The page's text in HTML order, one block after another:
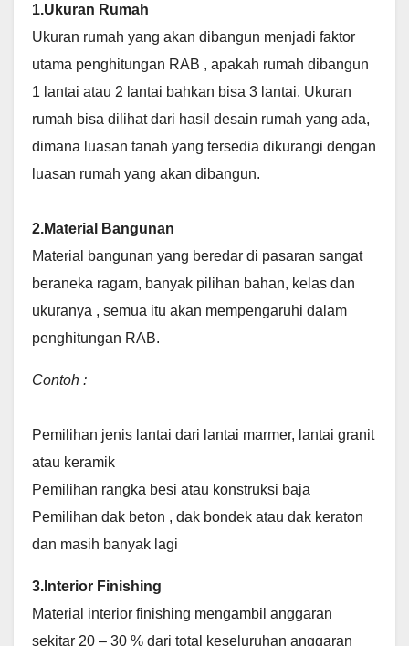
1.Ukuran Rumah
Ukuran rumah yang akan dibangun menjadi faktor
utama penghitungan RAB , apakah rumah dibangun
1 lantai atau 2 lantai bahkan bisa 3 lantai. Ukuran
rumah bisa dilihat dari hasil desain rumah yang ada,
dimana luasan tanah yang tersedia dikurangi dengan
luasan rumah yang akan dibangun.
2.Material Bangunan
Material bangunan yang beredar di pasaran sangat
beraneka ragam, banyak pilihan bahan, kelas dan
ukuranya , semua itu akan mempengaruhi dalam
penghitungan RAB.
Contoh :
Pemilihan jenis lantai dari lantai marmer, lantai granit
atau keramik
Pemilihan rangka besi atau konstruksi baja
Pemilihan dak beton , dak bondek atau dak keraton
dan masih banyak lagi
3.Interior Finishing
Material interior finishing mengambil anggaran
sekitar 20 – 30 % dari total keseluruhan anggaran